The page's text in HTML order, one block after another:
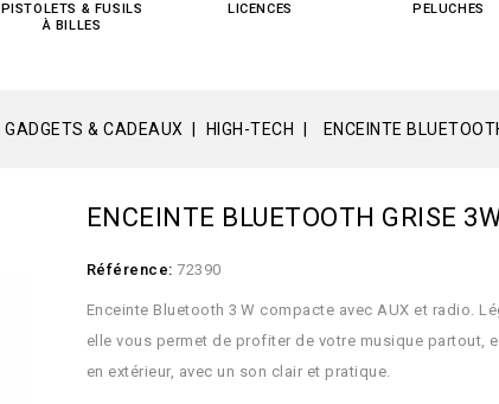
PISTOLETS & FUSILS
À BILLES
LICENCES PELUCHES
GADGETS & CADEAUX HIGH-TECH ENCEINTE
ENCEINTE BLUETOOTH GRISE
Référence: 72390
Enceinte Bluetooth 3 W compacte avec AUX et radio.
elle vous permet de profiter de votre musique partout,
en extérieur, avec un son clair et pratique.